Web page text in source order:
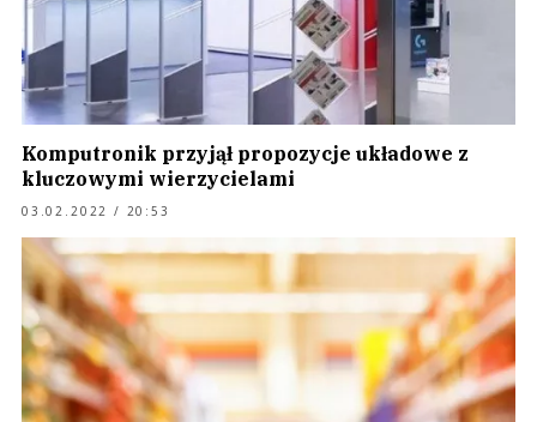
Komputronik przyjął propozycje układowe z
kluczowymi wierzycielami
03.02.2022 / 20:53